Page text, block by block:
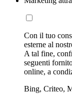
Con il tuo
esterne al
A tal fine,
seguenti
online, a
Bing, Criteo,